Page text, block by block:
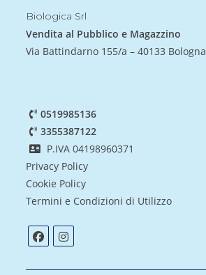
Biologica Srl
Vendita al Pubblico e Magazzino
Via Battindarno 155/a – 40133 Bologna
0519985136
3355387122
P.IVA 04198960371
Privacy Policy
Cookie Policy
Termini e Condizioni di Utilizzo